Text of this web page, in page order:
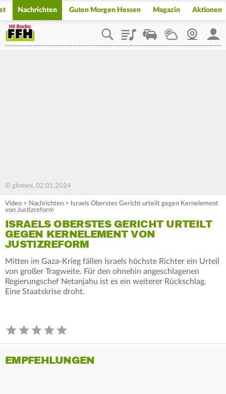
Nachrichten Guten Morgen Hessen Magazin Aktionen
PlaylistStaupilotWetterWebcam
© glomex, 02.01.2024
Video > Nachrichten >
Israels Oberstes Gericht urteilt gegen Kernelement
von Justizreform
ISRAELS OBERSTES GERICHT URTEILT
GEGEN KERNELEMENT VON
JUSTIZREFORM
Mitten im Gaza-Krieg fällen Israels höchste Richter ein Urteil
von großer Tragweite. Für den ohnehin angeschlagenen
Regierungschef Netanjahu ist es ein weiterer Rückschlag.
Eine Staatskrise droht.
EMPFEHLUNGEN